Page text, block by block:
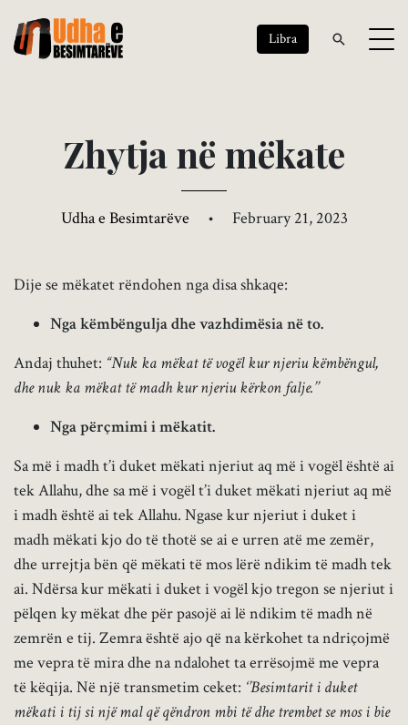
Libra
Zhytjanë mëkate
Udha e Besimtarëve • February 21, 2023
Dije se mëkatet rëndohen nga disa shkaqe:
Nga këmbëngulja dhe vazhdimësia në to.
Andaj thuhet: “Nuk ka mëkat të vogël kur njeriu këmbëngul,
dhe nuk ka mëkat të madh kur njeriu kërkon falje.’’
Nga përçmimi i mëkatit.
Sa më i madh t’i duket mëkati njeriut aq më i vogël është ai
tek Allahu, dhe sa më i vogël t’i duket mëkati njeriut aq më
i madh është ai tek Allahu. Ngase kur njeriut i duket i
madh mëkati kjo do të thotë se ai e urren atë me zemër,
dhe urrejtja bën që mëkati të mos lërë ndikim të madh tek
ai. Ndërsa kur mëkati i duket i vogël kjo tregon se njeriut i
pëlqen ky mëkat dhe për pasojë ai lë ndikim të madh në
zemrën e tij. Zemra është ajo që na kërkohet ta ndriçojmë
me vepra të mira dhe na ndalohet ta errësojmë me vepra
të këqija. Në një transmetim ceket: ‘’Besimtarit i duket
mëkati i tij si një mal që qëndron mbi të dhe trembet se mos i bie